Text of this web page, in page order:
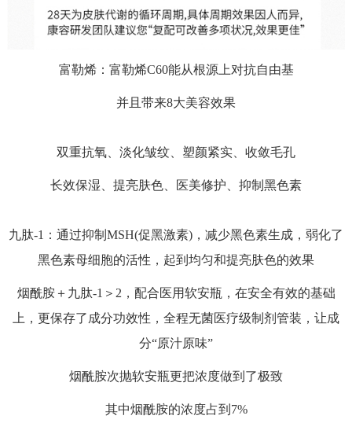
富勒烯： 富勒烯C60能从根源上对抗自由基
并且带来8大美容效果
双重抗氧、淡化皱纹、塑颜紧实、收敛毛孔
长效保湿、提亮肤色、医美修护、抑制黑色素
九肽-1：通过抑制MSH(促黑激素)，减少黑色素生成，弱化了
黑色素母细胞的活性，起到均匀和提亮肤色的效果
烟酰胺＋九肽-1＞2，配合医用软安瓶，在安全有效的基础
上，更保存了成分功效性，全程无菌医疗级制剂管装，让成
分“原汁原味”
烟酰胺次抛软安瓶更把浓度做到了极致
其中烟酰胺的浓度占到 7%